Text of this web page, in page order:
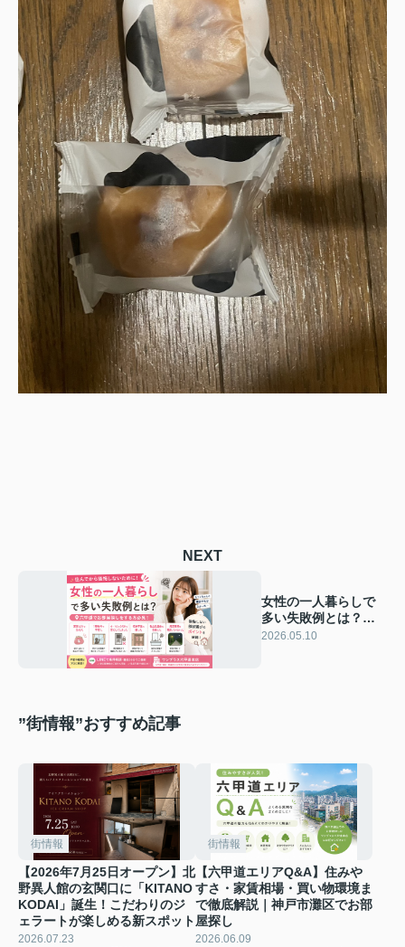
NEXT
女性の一人暮らしで
多い失敗例とは？｜
六甲道で後悔しない
2026.05.10
”街情報”おすすめ記事
街情報
【2026年7月25日オープン】北
野異人館の玄関口に「KITANO
KODAI」誕生！こだわりのジ
ェラートが楽しめる新スポット
2026.07.23
街情報
【六甲道エリアQ&A】住みや
すさ・家賃相場・買い物環境ま
で徹底解説｜神戸市灘区でお部
屋探し
2026.06.09